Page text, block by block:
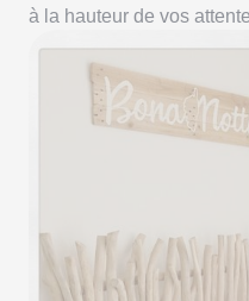
à la hauteur de vos